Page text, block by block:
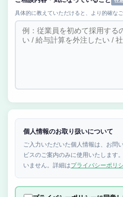
具体的に教えていただけると、より的確な
個人情報のお取り扱いについて
ご入力いただいた個人情報は、お問
ビスのご案内のみに使用いたします
いません。詳細はプライバシーポリ